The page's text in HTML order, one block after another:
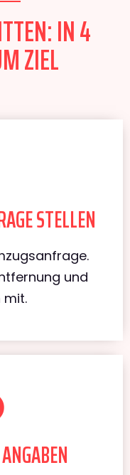
IN 4
ZIEL
STELLEN
und
mit.